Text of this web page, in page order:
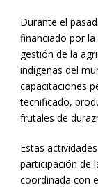
Durante el
financiado por
gestión de la
indígenas del
capacitaciones
tecnificado,
frutales de
Estas
participación de
coordinada con